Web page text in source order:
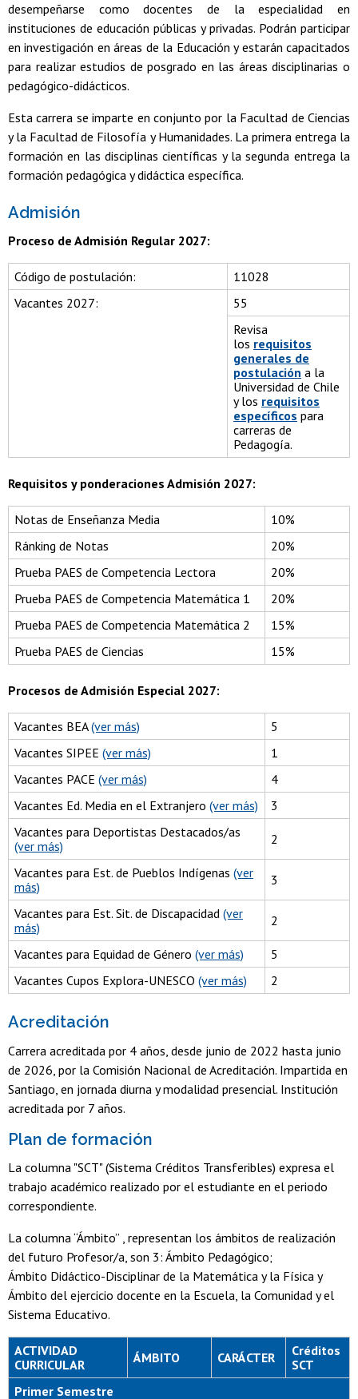
desempeñarse como docentes de la especialidad en
instituciones de educación públicas y privadas. Podrán participar
en investigación en áreas de la Educación y estarán capacitados
para realizar estudios de posgrado en las áreas disciplinarias o
pedagógico-didácticos.
Esta carrera se imparte en conjunto por la Facultad de Ciencias
y la Facultad de Filosofía y Humanidades. La primera entrega la
formación en las disciplinas científicas y la segunda entrega la
formación pedagógica y didáctica específica.
Admisión
Proceso de Admisión Regular 2027:
Código de postulación:
11028
Vacantes 2027:
55
Revisa
los requisitos
generales de
postulación a la
Universidad de Chile
y los requisitos
específicos para
carreras de
Pedagogía.
Requisitos y ponderaciones Admisión 2027:
Notas de Enseñanza Media
10%
Ránking de Notas
20%
Prueba PAES de Competencia Lectora
20%
Prueba PAES de Competencia Matemática 1
20%
Prueba PAES de Competencia Matemática 2
15%
Prueba PAES de Ciencias
15%
Procesos de Admisión Especial 2027:
Vacantes BEA(ver más)
5
Vacantes SIPEE (ver más)
1
Vacantes PACE (ver más)
4
Vacantes Ed. Media en el Extranjero (ver más)
3
Vacantes para Deportistas Destacados/as
(ver más)
2
Vacantes para Est. de Pueblos Indígenas (ver
más)
3
Vacantes para Est. Sit. de Discapacidad (ver
más)
2
Vacantes para Equidad de Género (ver más)
5
Vacantes Cupos Explora-UNESCO (ver más) 2
Acreditación
Carrera acreditada por 4 años, desde junio de 2022 hasta junio
de 2026, por la Comisión Nacional de Acreditación. Impartida en
Santiago, en jornada diurna y modalidad presencial. Institución
acreditada por 7 años.
Plan de formación
La columna "SCT" (Sistema Créditos Transferibles) expresa el
trabajo académico realizado por el estudiante en el periodo
correspondiente.
La columna “Ámbito” , representan los ámbitos de realización
del futuro Profesor/a, son 3: Ámbito Pedagógico;
Ámbito Didáctico-Disciplinar de la Matemática y la Física y
Ámbito del ejercicio docente en la Escuela, la Comunidad y el
Sistema Educativo.
ACTIVIDAD
CURRICULAR
ÁMBITO CARÁCTER
Créditos
SCT
Primer Semestre